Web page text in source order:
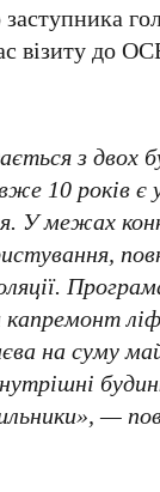
заступника
візиту до
з двох
10 роківє
У межах
на суму
—